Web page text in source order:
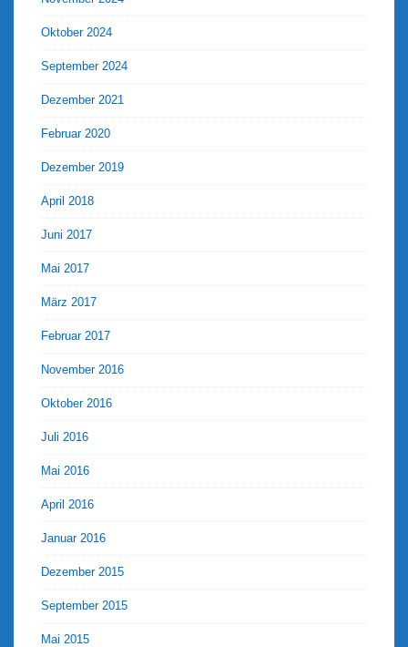
Oktober 2024
September 2024
Dezember 2021
Februar 2020
Dezember 2019
April 2018
Juni 2017
Mai 2017
März 2017
Februar 2017
November 2016
Oktober 2016
Juli 2016
Mai 2016
April 2016
Januar 2016
Dezember 2015
September 2015
Mai 2015